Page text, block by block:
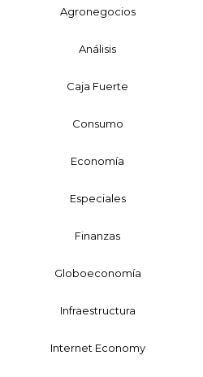
Agronegocios
Análisis
Caja Fuerte
Consumo
Economía
Especiales
Finanzas
Globoeconomía
Infraestructura
Internet Economy